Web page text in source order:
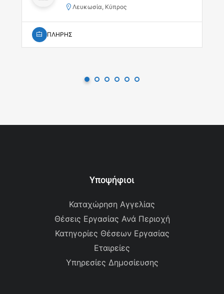
Λευκωσία, Κύπρος
ΠΛΗΡΗΣ
Υποψήφιοι
Καταχώρηση Αγγελίας
Θέσεις Εργασίας Ανά Περιοχή
Κατηγορίες Θέσεων Εργασίας
Εταιρείες
Υπηρεσίες Δημοσίευσης